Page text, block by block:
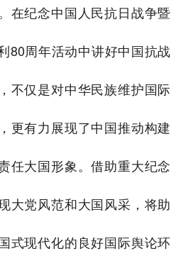
在纪念中国人民抗日战争暨
80周年活动中讲好中国抗战
不仅是对中华民族维护国际
更有力展现了中国推动构建
任大国形象。借助重大纪念
大党风范和大国风采，将助
式现代化的良好国际舆论环